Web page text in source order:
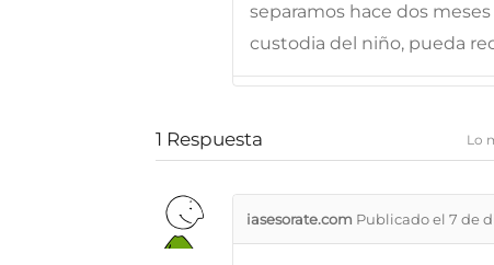
separamos hace dos
custodia del niño, pueda
1 Respuesta Lo
iasesorate.com Publicado el 7 de